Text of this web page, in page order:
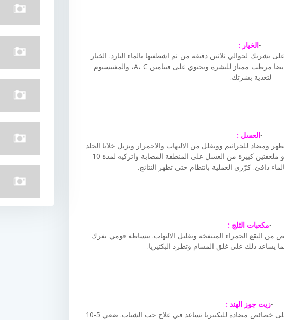
الخيار :
لحوالي ثلاثين دقيقة من ثم اشطفيها بالماء البارد. الخيار
ليس فعال فقط في علاج حب الشباب فهو أيضا مرطب ممتاز للبشرة ويحتوي على فيتامين A، C، والمغنيسيوم
لتغذية بشرتك.
العسل :
للجراثيم وويقلل من الالتهاب والاحمرار ويزيل خلايا الجلد
الميتة عن طريق قتل البكتيريا. طبّقي ملعقة أو ملعقتين كبيرة من العسل على المنطقة المصابة واتركيه لمدة 10 -
مكعبات الثلج :
البقع الحمراء المنتفخة وتقليل الالتهاب. ببساطة قومي بفرك
ذلك على غلق المسام وتطرد البكتيريا.
زيت جوز الهند :
زيت جوز الهند هو عامل ترطيب جيد ويحتوي على خصائص مضادة للبكتيريا تساعد في علاج حب الشباب. ضعي 5-10